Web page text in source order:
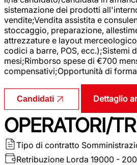
sistemazione dei prodotti
vendite;Vendita assistita e
stoccaggio, preparazione,
attrezzature e layout
codici a barre, POS, ecc.);Sistemi
mesi;Rimborso spese di €700
compensativi;Opportunità di
Candidati Dettaglio
OPERATORI/
Tipo di contratto
Retribuzione Lorda 19000 -